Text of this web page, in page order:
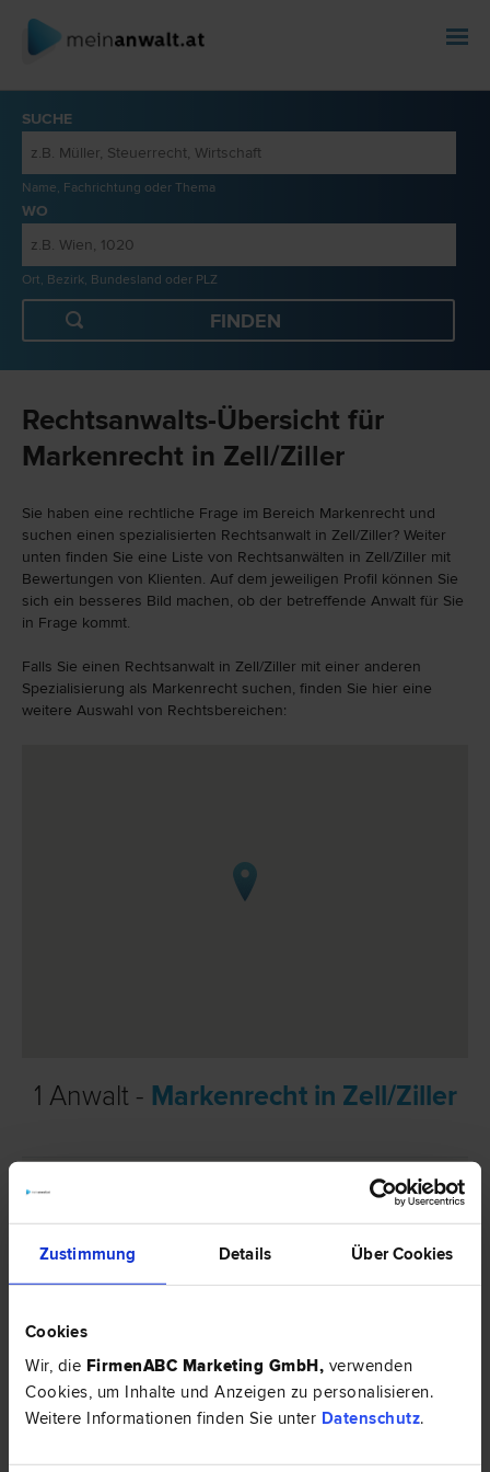
Zustimmung Details Über Cookies
Cookies
Wir, die FirmenABC Marketing GmbH, verwenden
Cookies, um Inhalte und Anzeigen zu personalisieren.
Weitere Informationen finden Sie unter Datenschutz.
SUCHE
Name, Fachrichtung oder Thema
WO
Ort, Bezirk, Bundesland oder PLZ
Rechtsanwalts-Übersicht für
Markenrecht in Zell/Ziller
Sie haben eine rechtliche Frage im Bereich Markenrecht und
suchen einen spezialisierten Rechtsanwalt in Zell/Ziller? Weiter
unten finden Sie eine Liste von Rechtsanwälten in Zell/Ziller mit
Bewertungen von Klienten. Auf dem jeweiligen Profil können Sie
sich ein besseres Bild machen, ob der betreffende Anwalt für Sie
in Frage kommt.
Falls Sie einen Rechtsanwalt in Zell/Ziller mit einer anderen
Spezialisierung als Markenrecht suchen, finden Sie hier eine
weitere Auswahl von Rechtsbereichen:
1 Anwalt - Markenrecht in Zell/Ziller
Mag. Wilfried HUBER
Scheidungs­recht | Familien­recht | Wohnungseigentums­recht |
Liegenschafts- und Immobilien­recht | Urheber­recht | Marken­recht
6280 Zell/Ziller
0 Bewertungen